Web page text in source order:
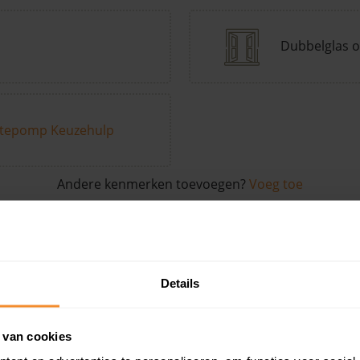
Details
cookies
Dubbelglas
Keuzehulp
Andere kenmerken toevoegen? Voeg toe
de buurt